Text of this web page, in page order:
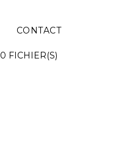
CONTACT
0 FICHIER(S)